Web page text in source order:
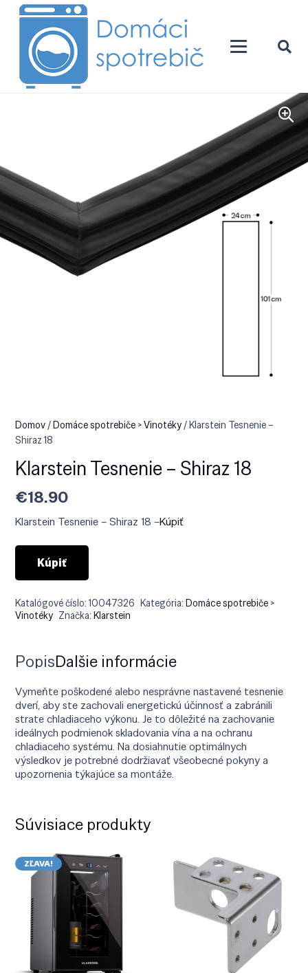
Domov/Domáce spotrebiče > Vinotéky/ Klarstein Tesnenie –
Shiraz 18
Klarstein Tesnenie – Shiraz 18
€18.90
Klarstein Tesnenie – Shiraz 18 –Kúpiť
Kúpiť
Katalógové číslo:10047326 Kategória:Domáce spotrebiče >
Vinotéky Značka:Klarstein
PopisĎalšie informácie
Vymeňte poškodené alebo nesprávne nastavené tesnenie
dverí, aby ste zachovali energetickú účinnosť a zabránili
strate chladiaceho výkonu. Je to dôležité na zachovanie
ideálnych podmienok skladovania vína a na ochranu
chladiaceho systému. Na dosiahnutie optimálnych
výsledkov je potrebné dodržiavať všeobecné pokyny a
upozornenia týkajúce sa montáže.
Súvisiace produkty
ZĽAVA!